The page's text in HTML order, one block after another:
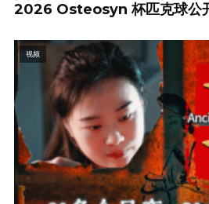
2026 Osteosyn 杯匹克球公
视频